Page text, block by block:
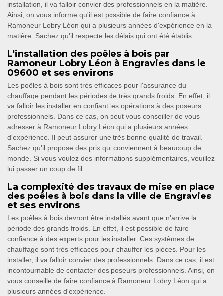
installation, il va falloir convier des professionnels en la matière.
Ainsi, on vous informe qu'il est possible de faire confiance à
Ramoneur Lobry Léon qui a plusieurs années d'expérience en la
matière. Sachez qu'il respecte les délais qui ont été établis.
L'installation des poêles à bois par
Ramoneur Lobry Léon à Engravies dans le
09600 et ses environs
Les poêles à bois sont très efficaces pour l'assurance du
chauffage pendant les périodes de très grands froids. En effet, il
va falloir les installer en confiant les opérations à des poseurs
professionnels. Dans ce cas, on peut vous conseiller de vous
adresser à Ramoneur Lobry Léon qui a plusieurs années
d'expérience. Il peut assurer une très bonne qualité de travail.
Sachez qu'il propose des prix qui conviennent à beaucoup de
monde. Si vous voulez des informations supplémentaires, veuillez
lui passer un coup de fil.
La complexité des travaux de mise en place
des poêles à bois dans la ville de Engravies
et ses environs
Les poêles à bois devront être installés avant que n'arrive la
période des grands froids. En effet, il est possible de faire
confiance à des experts pour les installer. Ces systèmes de
chauffage sont très efficaces pour chauffer les pièces. Pour les
installer, il va falloir convier des professionnels. Dans ce cas, il est
incontournable de contacter des poseurs professionnels. Ainsi, on
vous conseille de faire confiance à Ramoneur Lobry Léon qui a
plusieurs années d'expérience.